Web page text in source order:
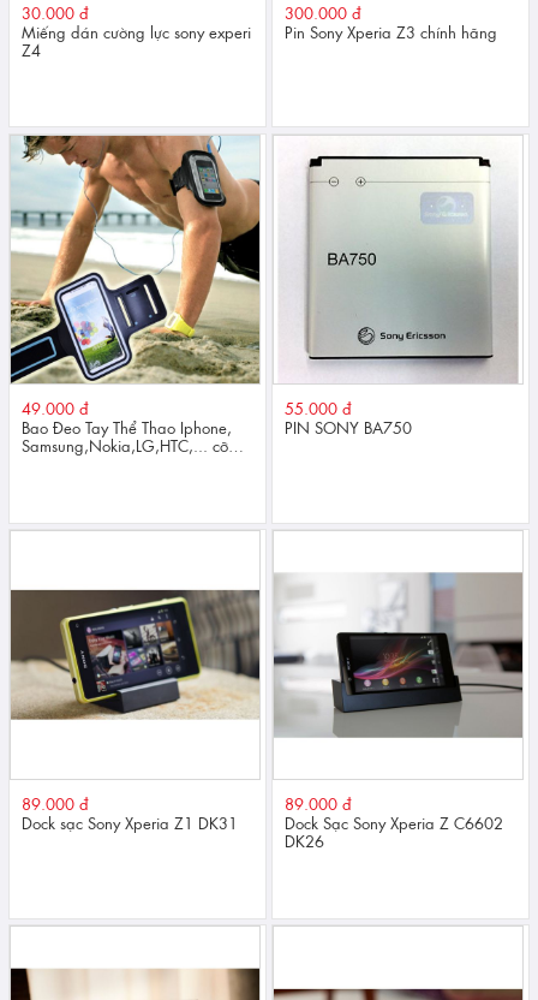
30.000 đ
Miếng dán cường lực sony experi
Z4
300.000 đ
Pin Sony Xperia Z3 chính hãng
49.000 đ
Bao Đeo Tay Thể Thao Iphone,
Samsung,Nokia,LG,HTC,... cỡ
55.000 đ
PIN SONY BA750
89.000 đ
Dock sạc Sony Xperia Z1 DK31
89.000 đ
Dock Sạc Sony Xperia Z C6602
DK26